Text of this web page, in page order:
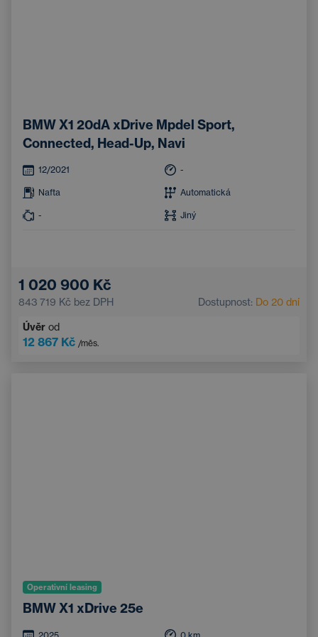
BMW X1 20dA xDrive Mpdel Sport,
Connected, Head-Up, Navi
12/2021 -
Nafta Automatická
- Jiný
1 020 900 Kč
843 719 Kč bez DPH Dostupnost: Do 20 dní
Úvěr od
12 867 Kč /měs.
Operativní leasing
BMW X1 xDrive 25e